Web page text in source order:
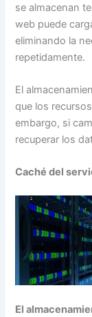
se almacenan
web puede
eliminando la
repetidamente.
El
que los
embargo, si
recuperar los
Caché del
El